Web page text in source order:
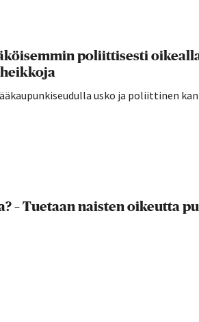
poliittisesti
usko ja poliittinen
– Tuetaan naisten oikeutta